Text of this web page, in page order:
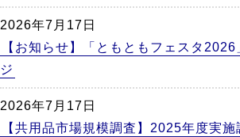
2026年7月17日
【お知らせ】「ともともフェスタ
ジ
2026年7月17日
【共用品市場規模調査】2025年度実施